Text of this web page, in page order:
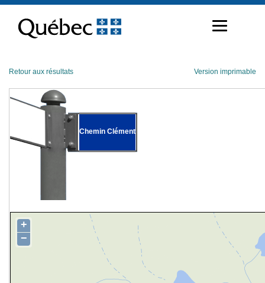
contenu
Retour aux résultats Version imprimable
Chemin Clément
+
−